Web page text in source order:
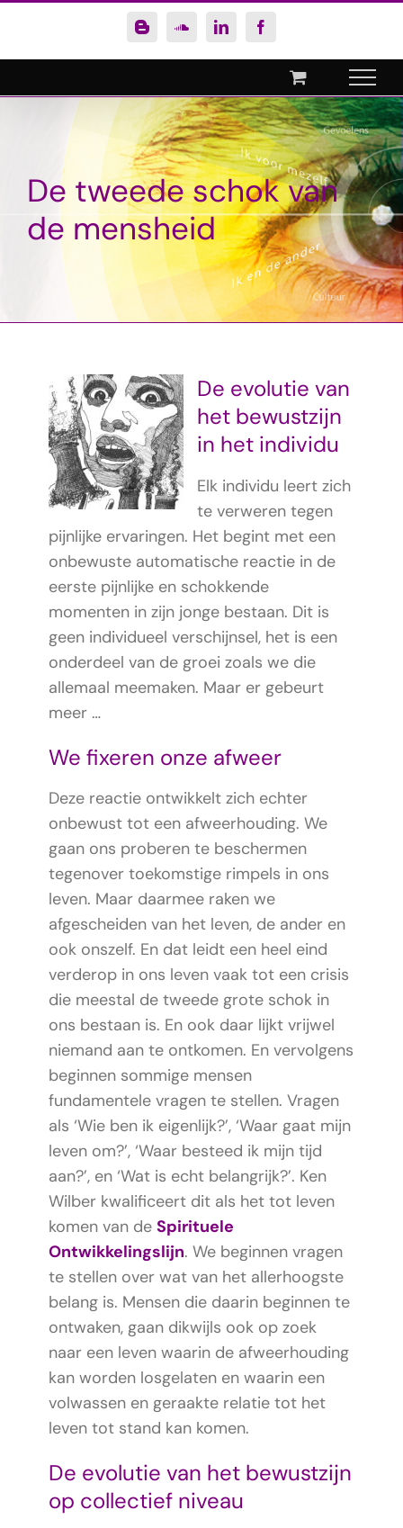
inhoud
BloggerSoundCloud
LinkedInFacebook
De tweede schok van
de mensheid
De evolutie van
het bewustzijn
in het individu
Elk individu leert zich
te verweren tegen
pijnlijke ervaringen. Het begint met een
onbewuste automatische reactie in de
eerste pijnlijke en schokkende
momenten in zijn jonge bestaan. Dit is
geen individueel verschijnsel, het is een
onderdeel van de groei zoals we die
allemaal meemaken. Maar er gebeurt
meer …
We fixeren onze afweer
Deze reactie ontwikkelt zich echter
onbewust tot een afweerhouding. We
gaan ons proberen te beschermen
tegenover toekomstige rimpels in ons
leven. Maar daarmee raken we
afgescheiden van het leven, de ander en
ook onszelf. En dat leidt een heel eind
verderop in ons leven vaak tot een crisis
die meestal de tweede grote schok in
ons bestaan is. En ook daar lijkt vrijwel
niemand aan te ontkomen. En vervolgens
beginnen sommige mensen
fundamentele vragen te stellen.Vragen
als ‘Wie ben ik eigenlijk?’, ‘Waar gaat mijn
leven om?’, ‘Waar besteed ik mijn tijd
aan?’, en ‘Wat is echt belangrijk?’. Ken
Wilber kwalificeert dit als het tot leven
komen van deSpirituele
Ontwikkelingslijn. We beginnen vragen
te stellen over wat van het allerhoogste
belang is. Mensen die daarin beginnen te
ontwaken, gaan dikwijls ook op zoek
naar een leven waarin de afweerhouding
kan worden losgelaten en waarin een
volwassen en geraakte relatie tot het
leven tot stand kan komen.
De evolutie van het bewustzijn
op collectief niveau